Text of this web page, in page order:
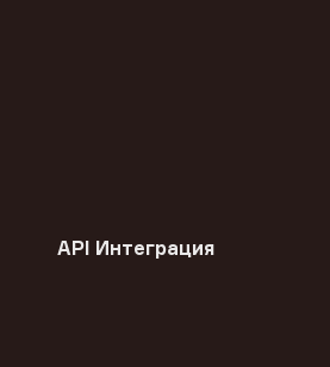
API Интеграция